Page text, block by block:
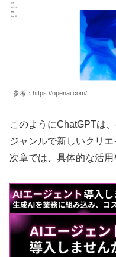
参考：https://openai.com/
このようにChatGPTは
ジャンルで新しいクリ
次章では、具体的な活用